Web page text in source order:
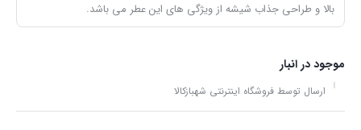
بالا و طراحی جذاب شیشه از ویژگی های این عطر می باشد.
موجود در انبار
ارسال توسط فروشگاه اینترنتی شهبازکالا